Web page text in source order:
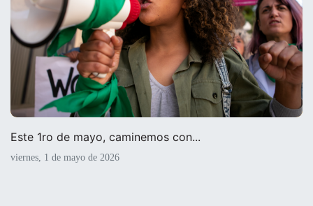
Este 1ro de mayo, caminemos con...
viernes, 1 de mayo de 2026